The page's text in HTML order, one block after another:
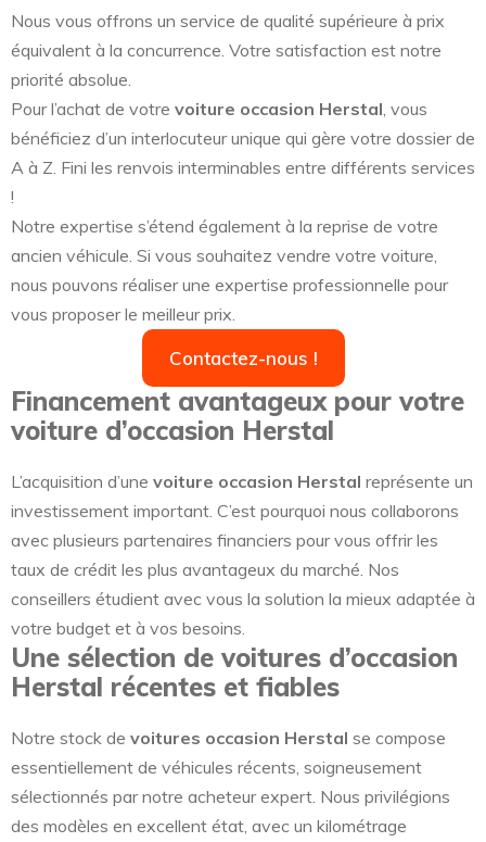
Nous vous offrons un service de qualité supérieure à prix
équivalent à la concurrence. Votre satisfaction est notre
priorité absolue.
Pour l’achat de votre voiture occasion Herstal , vous
bénéficiez d’un interlocuteur unique qui gère votre dossier de
A à Z. Fini les renvois interminables entre différents services
!
Notre expertise s’étend également à la reprise de votre
ancien véhicule. Si vous souhaitez vendre votre voiture,
nous pouvons réaliser une expertise professionnelle pour
vous proposer le meilleur prix.
Contactez-nous !
Financement avantageux pour votre
voiture d’occasion Herstal
L’acquisition d’une voiture occasion Herstal représente un
investissement important. C’est pourquoi nous collaborons
avec plusieurs partenaires financiers pour vous offrir les
taux de crédit les plus avantageux du marché. Nos
conseillers étudient avec vous la solution la mieux adaptée à
votre budget et à vos besoins.
Une sélection de voitures d’occasion
Herstal récentes et fiables
Notre stock de voitures occasion Herstal se compose
essentiellement de véhicules récents, soigneusement
sélectionnés par notre acheteur expert. Nous privilégions
des modèles en excellent état, avec un kilométrage